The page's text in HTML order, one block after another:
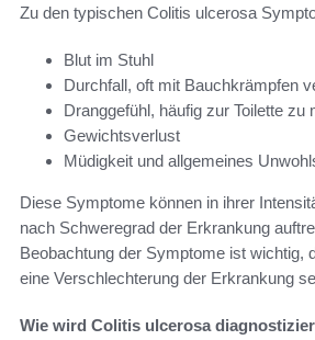
Zu den typischen Colitis ulcerosa
Blut im Stuhl
Durchfall, oft mit Bauchkrämpfen
Dranggefühl, häufig zur Toilette zu
Gewichtsverlust
Müdigkeit und allgemeines
Diese Symptome können in ihrer
nach Schweregrad der Erkrankung
Beobachtung der Symptome ist wichtig,
eine Verschlechterung der Erkrankung
Wie wird Colitis ulcerosa